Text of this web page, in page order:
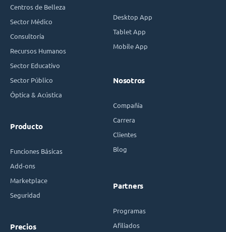
Centros de Belleza
Sector Médico
Consultoría
Recursos Humanos
Sector Educativo
Sector Público
Óptica & Acústica
Producto
Funciones Básicas
Add-ons
Marketplace
Seguridad
Precios
Desktop App
Tablet App
Mobile App
Nosotros
Compañía
Carrera
Clientes
Blog
Partners
Programas
Afiliados